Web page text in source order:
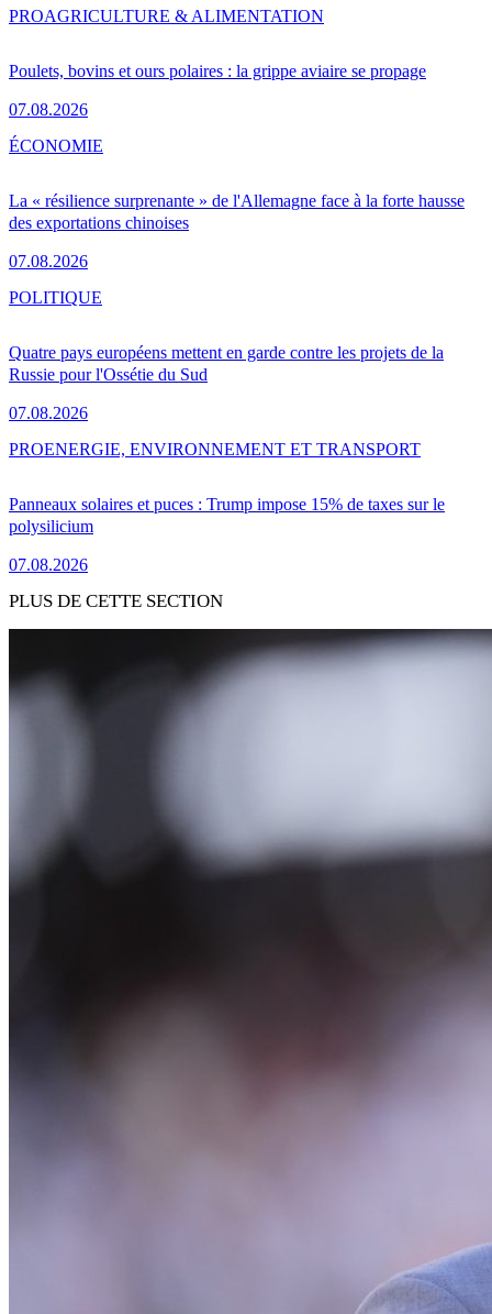
Poulets, bovins et ours polaires : la grippe aviaire se propage
07.08.2026
PROAGRICULTURE & ALIMENTATION
La « résilience surprenante » de l'Allemagne face à la forte hausse
des exportations chinoises
07.08.2026
ÉCONOMIE
Quatre pays européens mettent en garde contre les projets de la
Russie pour l'Ossétie du Sud
07.08.2026
POLITIQUE
Panneaux solaires et puces : Trump impose 15% de taxes sur le
polysilicium
07.08.2026
PROENERGIE, ENVIRONNEMENT ET TRANSPORT
PLUS DE CETTE SECTION